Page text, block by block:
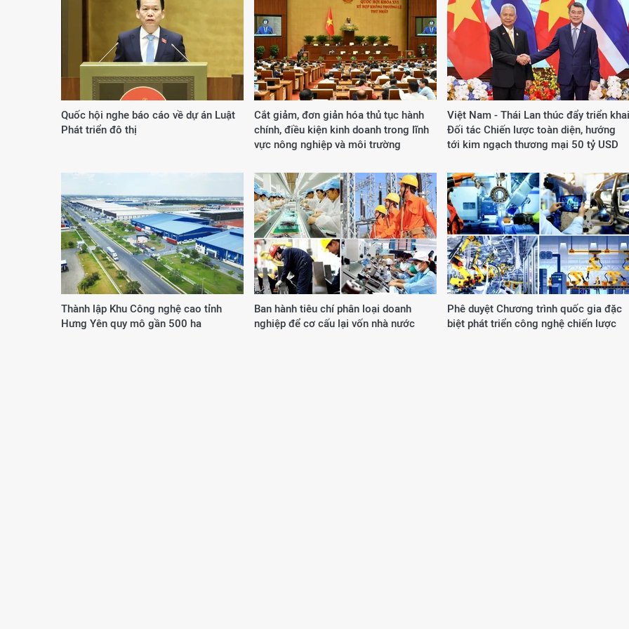
Quốc hội nghe báo cáo về dự án Luật
Phát triển đô thị
Cắt giảm, đơn giản hóa thủ tục hành
chính, điều kiện kinh doanh trong lĩnh
vực nông nghiệp và môi trường
Việt Nam - Thái Lan thúc đẩy triển khai
Đối tác Chiến lược toàn diện, hướng
tới kim ngạch thương mại 50 tỷ USD
Thành lập Khu Công nghệ cao tỉnh
Hưng Yên quy mô gần 500 ha
Ban hành tiêu chí phân loại doanh
nghiệp để cơ cấu lại vốn nhà nước
Phê duyệt Chương trình quốc gia đặc
biệt phát triển công nghệ chiến lược